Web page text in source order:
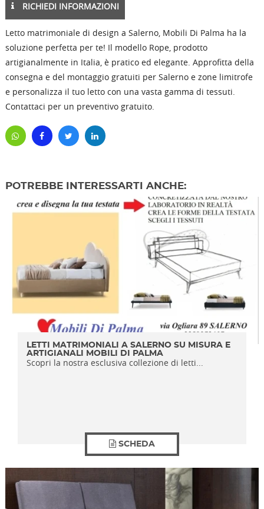
RICHIEDI INFORMAZIONI
Letto matrimoniale di design a Salerno, Mobili Di Palma ha la
soluzione perfetta per te! Il modello Rope, prodotto
artigianalmente in Italia, è pratico ed elegante. Approfitta della
consegna e del montaggio gratuiti per Salerno e zone limitrofe
e personalizza il tuo letto con una vasta gamma di tessuti.
Contattaci per un preventivo gratuito.
POTREBBE INTERESSARTI ANCHE:
LETTI MATRIMONIALI A SALERNO SU MISURA E
ARTIGIANALI MOBILI DI PALMA
Scopri la nostra esclusiva collezione di letti...
SCHEDA